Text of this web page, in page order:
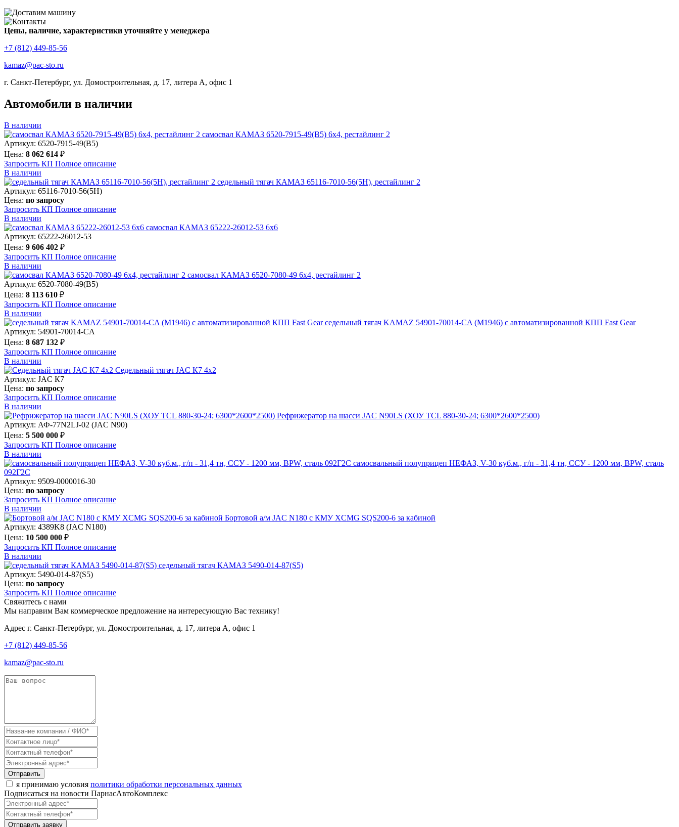
Цены, наличие, характеристики уточняйте у менеджера
+7 (812) 449-85-56
kamaz@pac-sto.ru
г. Санкт-Петербург, ул. Домостроительная, д. 17, литера А, офис 1
Автомобили в наличии
В наличии
самосвал КАМАЗ 6520-7915-49(B5) 6х4, рестайлинг 2
Артикул: 6520-7915-49(B5)
Цена: 8 062 614 ₽
Запросить КП Полное описание
В наличии
седельный тягач КАМАЗ 65116-7010-56(5Н), рестайлинг 2
Артикул: 65116-7010-56(5Н)
Цена: по запросу
Запросить КП Полное описание
В наличии
самосвал КАМАЗ 65222-26012-53 6х6
Артикул: 65222-26012-53
Цена: 9 606 402 ₽
Запросить КП Полное описание
В наличии
самосвал КАМАЗ 6520-7080-49 6х4, рестайлинг 2
Артикул: 6520-7080-49(B5)
Цена: 8 113 610 ₽
Запросить КП Полное описание
В наличии
седельный тягач KAMAZ 54901-70014-CA (М1946) с автоматизированной КПП Fast Gear
Артикул: 54901-70014-CA
Цена: 8 687 132 ₽
Запросить КП Полное описание
В наличии
Седельный тягач JAC К7 4х2
Артикул: JAC К7
Цена: по запросу
Запросить КП Полное описание
В наличии
Рефрижератор на шасси JAC N90LS (ХОУ TCL 880-30-24; 6300*2600*2500)
Артикул: АФ-77N2LJ-02 (JAC N90)
Цена: 5 500 000 ₽
Запросить КП Полное описание
В наличии
самосвальный полуприцеп НЕФАЗ, V-30 куб.м., г/п - 31,4 тн, ССУ - 1200 мм, BPW, сталь
092Г2С
Артикул: 9509-0000016-30
Цена: по запросу
Запросить КП Полное описание
В наличии
Бортовой а/м JAC N180 c КМУ XCMG SQS200-6 за кабиной
Артикул: 4389K8 (JAC N180)
Цена: 10 500 000 ₽
Запросить КП Полное описание
В наличии
седельный тягач КАМАЗ 5490-014-87(S5)
Артикул: 5490-014-87(S5)
Цена: по запросу
Запросить КП Полное описание
Свяжитесь с нами
Мы направим Вам коммерческое предложение на интересующую Вас технику!
Адрес г. Санкт-Петербург, ул. Домостроительная, д. 17, литера А, офис 1
+7 (812) 449-85-56
kamaz@pac-sto.ru
Отправить
я принимаю условия политики обработки персональных данных
Подписаться на новости ПарнасАвтоКомплекс
Отправить заявку